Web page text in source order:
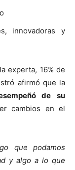
innovadoras y
experta, 16% de
afirmó que la
de su
cambios en el
que podamos
y algo a lo que